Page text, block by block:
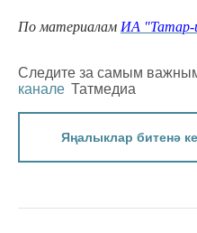
По материалам ИА "Татар-
Следите за самым
канале Татмедиа
Яңалыклар битенә